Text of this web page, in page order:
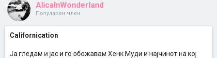
AlicaInWonderland
Популарен член
Californication
Ја гледам и јас и го обожавам Хенк Муди и најчинот на кој